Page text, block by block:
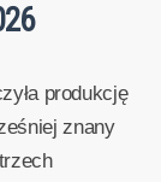
produkcję
znany